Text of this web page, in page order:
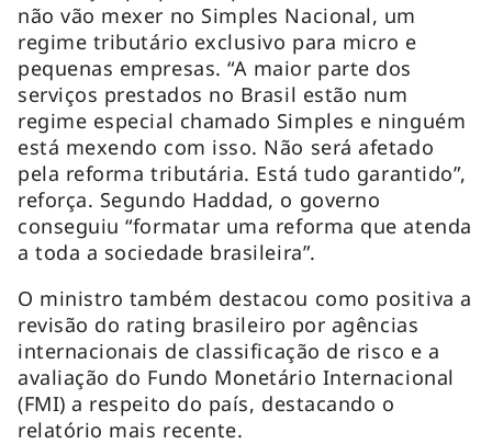
não vão mexer no Simples Nacional, um
regime tributário exclusivo para micro e
pequenas empresas. “A maior parte dos
serviços prestados no Brasil estão num
regime especial chamado Simples e ninguém
está mexendo com isso. Não será afetado
pela reforma tributária. Está tudo garantido”,
reforça. Segundo Haddad, o governo
conseguiu “formatar uma reforma que atenda
a toda a sociedade brasileira”.
O ministro também destacou como positiva a
revisão do rating brasileiro por agências
internacionais de classificação de risco e a
avaliação do Fundo Monetário Internacional
(FMI) a respeito do país, destacando o
relatório mais recente.